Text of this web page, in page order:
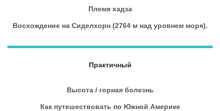
Племя хадза
Восхождение на Сиделхорн (2764 м над уровнем моря).
Практичный
Высота / горная болезнь
Как путешествовать по Южной Америке